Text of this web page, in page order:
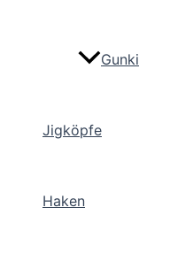
Gunki
Jigköpfe
Haken